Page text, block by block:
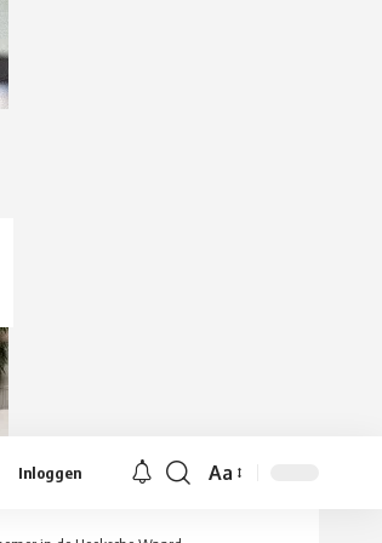
Inloggen
Lettergrootte
Aa